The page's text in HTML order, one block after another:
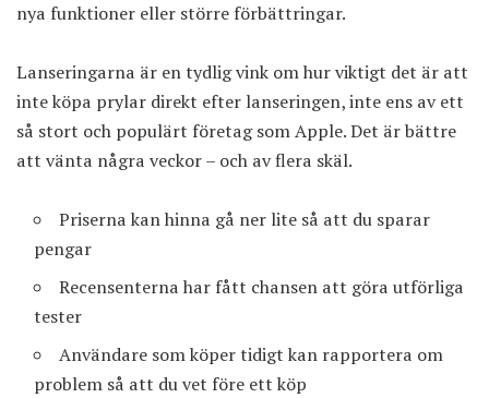
nya funktioner eller större förbättringar.
Lanseringarna är en tydlig vink om hur viktigt det är att
inte köpa prylar direkt efter lanseringen, inte ens av ett
så stort och populärt företag som Apple. Det är bättre
att vänta några veckor – och av flera skäl.
Priserna kan hinna gå ner lite så att du sparar
pengar
Recensenterna har fått chansen att göra utförliga
tester
Användare som köper tidigt kan rapportera om
problem så att du vet före ett köp